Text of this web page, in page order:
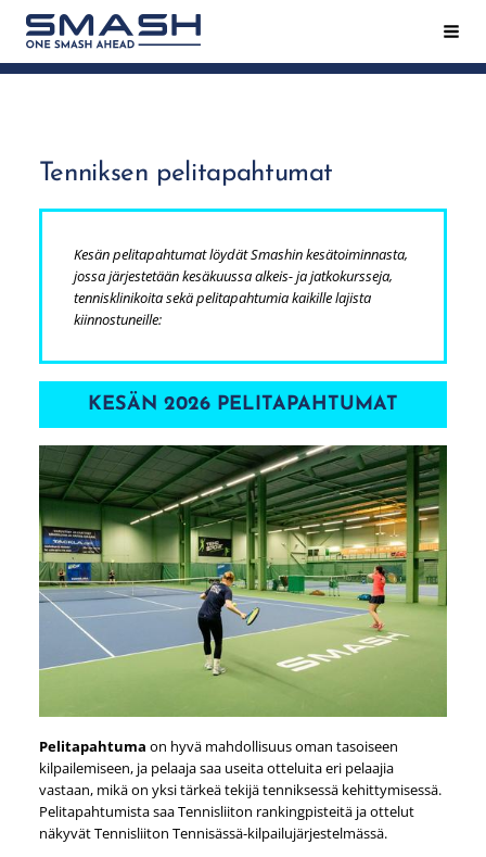
Siirry
sivun
sisältöön
Smash ry - Suomen suurin mailapeliseura
Tenniksen pelitapahtumat
Kesän pelitapahtumat löydät Smashin kesätoiminnasta,
jossa järjestetään kesäkuussa alkeis- ja jatkokursseja,
tennisklinikoita sekä pelitapahtumia kaikille lajista
kiinnostuneille:
KESÄN 2026 PELITAPAHTUMAT
Pelitapahtuma on hyvä mahdollisuus oman tasoiseen
kilpailemiseen, ja pelaaja saa useita otteluita eri pelaajia
vastaan, mikä on yksi tärkeä tekijä tenniksessä kehittymisessä.
Pelitapahtumista saa Tennisliiton rankingpisteitä ja ottelut
näkyvät Tennisliiton Tennisässä-kilpailujärjestelmässä.